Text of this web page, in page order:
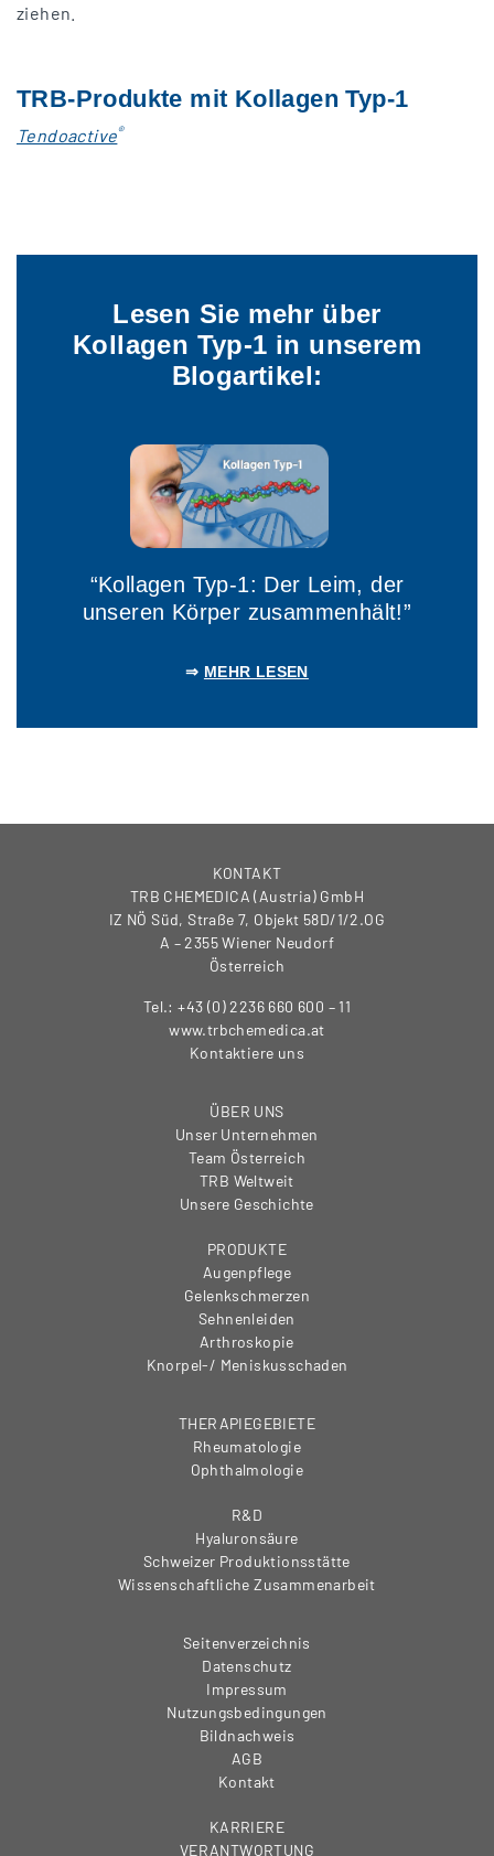
ziehen.
TRB-Produkte mit Kollagen Typ-1
Tendoactive®
Lesen Sie mehr über
Kollagen Typ-1 in unserem
Blogartikel:
“Kollagen Typ-1: Der Leim, der
unseren Körper zusammenhält!”
⇒ MEHR LESEN
KONTAKT
TRB CHEMEDICA (Austria) GmbH
IZ NÖ Süd, Straße 7, Objekt 58D/1/2.OG
A – 2355 Wiener Neudorf
Österreich
Tel.: +43 (0) 2236 660 600 – 11
www.trbchemedica.at
Kontaktiere uns
ÜBER UNS
Unser Unternehmen
Team Österreich
TRB Weltweit
Unsere Geschichte
PRODUKTE
Augenpflege
Gelenkschmerzen
Sehnenleiden
Arthroskopie
Knorpel-/ Meniskusschaden
THERAPIEGEBIETE
Rheumatologie
Ophthalmologie
R&D
Hyaluronsäure
Schweizer Produktionsstätte
Wissenschaftliche Zusammenarbeit
Seitenverzeichnis
Datenschutz
Impressum
Nutzungsbedingungen
Bildnachweis
AGB
Kontakt
KARRIERE
VERANTWORTUNG